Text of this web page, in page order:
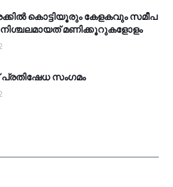
കൊട്ടിയൂരും കേളകവും സമീപ
മണിക്കൂറുകളോളം
സംഗമം